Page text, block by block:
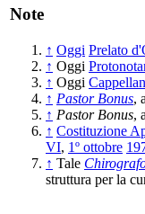
Note
↑ Oggi Prelato
↑ Oggi
↑ Oggi
↑ Pastor Bonus,
↑ Pastor Bonus,
↑ Costituzione
VI, 1º ottobre
↑ Tale
struttura per la